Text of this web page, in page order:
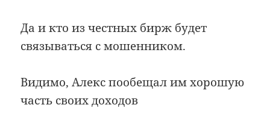
Да и кто из честных бирж будет
связываться с мошенником.
Видимо, Алекс пообещал им хорошую
часть своих доходов